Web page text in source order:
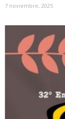
7 noviembre, 2025